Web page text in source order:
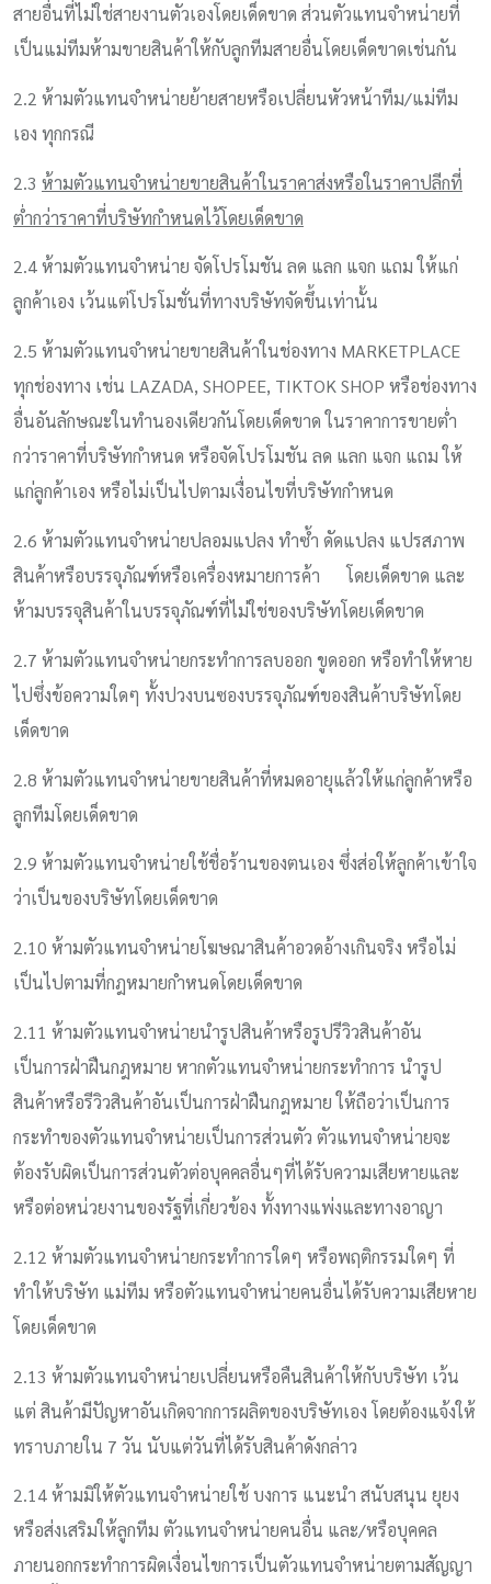
สายอื่นที่ไม่ใช่สายงานตัวเองโดยเด็ดขาด ส่วนตัวแทนจำหน่ายที่
เป็นแม่ทีมห้ามขายสินค้าให้กับลูกทีมสายอื่นโดยเด็ดขาดเช่นกัน
2.2 ห้ามตัวแทนจำหน่ายย้ายสายหรือเปลี่ยนหัวหน้าทีม/แม่ทีม
เอง ทุกกรณี
2.3 ห้ามตัวแทนจำหน่ายขายสินค้าในราคาส่งหรือในราคาปลีกที่
ต่ำกว่าราคาที่บริษัทกำหนดไว้โดยเด็ดขาด
2.4 ห้ามตัวแทนจำหน่าย จัดโปรโมชัน ลด แลก แจก แถม ให้แก่
ลูกค้าเอง เว้นแต่โปรโมชั่นที่ทางบริษัทจัดขึ้นเท่านั้น
2.5 ห้ามตัวแทนจำหน่ายขายสินค้าในช่องทาง MARKETPLACE
ทุกช่องทาง เช่น LAZADA, SHOPEE, TIKTOK SHOP หรือช่องทาง
อื่นอันลักษณะในทำนองเดียวกันโดยเด็ดขาด ในราคาการขายต่ำ
กว่าราคาที่บริษัทกำหนด หรือจัดโปรโมชัน ลด แลก แจก แถม ให้
แก่ลูกค้าเอง หรือไม่เป็นไปตามเงื่อนไขที่บริษัทกำหนด
2.6 ห้ามตัวแทนจำหน่ายปลอมแปลง ทำซ้ำ ดัดแปลง แปรสภาพ
สินค้าหรือบรรจุภัณฑ์หรือเครื่องหมายการค้า โดยเด็ดขาด และ
ห้ามบรรจุสินค้าในบรรจุภัณฑ์ที่ไม่ใช่ของบริษัทโดยเด็ดขาด
2.7 ห้ามตัวแทนจำหน่ายกระทำการลบออก ขูดออก หรือทำให้หาย
ไปซึ่งข้อความใดๆ ทั้งปวงบนซองบรรจุภัณฑ์ของสินค้าบริษัทโดย
เด็ดขาด
2.8 ห้ามตัวแทนจำหน่ายขายสินค้าที่หมดอายุแล้วให้แก่ลูกค้าหรือ
ลูกทีมโดยเด็ดขาด
2.9 ห้ามตัวแทนจำหน่ายใช้ชื่อร้านของตนเอง ซึ่งส่อให้ลูกค้าเข้าใจ
ว่าเป็นของบริษัทโดยเด็ดขาด
2.10 ห้ามตัวแทนจำหน่ายโฆษณาสินค้าอวดอ้างเกินจริง หรือไม่
เป็นไปตามที่กฎหมายกำหนดโดยเด็ดขาด
2.11 ห้ามตัวแทนจำหน่ายนำรูปสินค้าหรือรูปรีวิวสินค้าอัน
เป็นการฝ่าฝืนกฎหมาย หากตัวแทนจำหน่ายกระทำการ นำรูป
สินค้าหรือรีวิวสินค้าอันเป็นการฝ่าฝืนกฎหมาย ให้ถือว่าเป็นการ
กระทำของตัวแทนจำหน่ายเป็นการส่วนตัว ตัวแทนจำหน่ายจะ
ต้องรับผิดเป็นการส่วนตัวต่อบุคคลอื่นๆที่ได้รับความเสียหายและ
หรือต่อหน่วยงานของรัฐที่เกี่ยวข้อง ทั้งทางแพ่งและทางอาญา
2.12 ห้ามตัวแทนจำหน่ายกระทำการใดๆ หรือพฤติกรรมใดๆ ที่
ทำให้บริษัท แม่ทีม หรือตัวแทนจำหน่ายคนอื่นได้รับความเสียหาย
โดยเด็ดขาด
2.13 ห้ามตัวแทนจำหน่ายเปลี่ยนหรือคืนสินค้าให้กับบริษัท เว้น
แต่ สินค้ามีปัญหาอันเกิดจากการผลิตของบริษัทเอง โดยต้องแจ้งให้
ทราบภายใน 7 วัน นับแต่วันที่ได้รับสินค้าดังกล่าว
2.14 ห้ามมิให้ตัวแทนจำหน่ายใช้ บงการ แนะนำ สนับสนุน ยุยง
หรือส่งเสริมให้ลูกทีม ตัวแทนจำหน่ายคนอื่น และ/หรือบุคคล
ภายนอกกระทำการผิดเงื่อนไขการเป็นตัวแทนจำหน่ายตามสัญญา